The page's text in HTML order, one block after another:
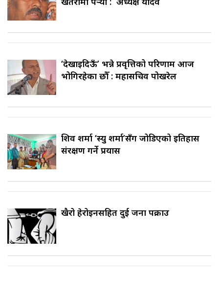
‘देखाइदिऊँ’ भन्ने प्रवृत्तिको परिणाम आज
भोगिरहेका छौँ : महासचिव पोखरेल
शिव शर्मा ‘स्यु शर्मा’सँग जोडिएको इतिहास
संरक्षण गर्ने प्रयास
खैरो हेरोइनसहित दुई जना पक्राउ